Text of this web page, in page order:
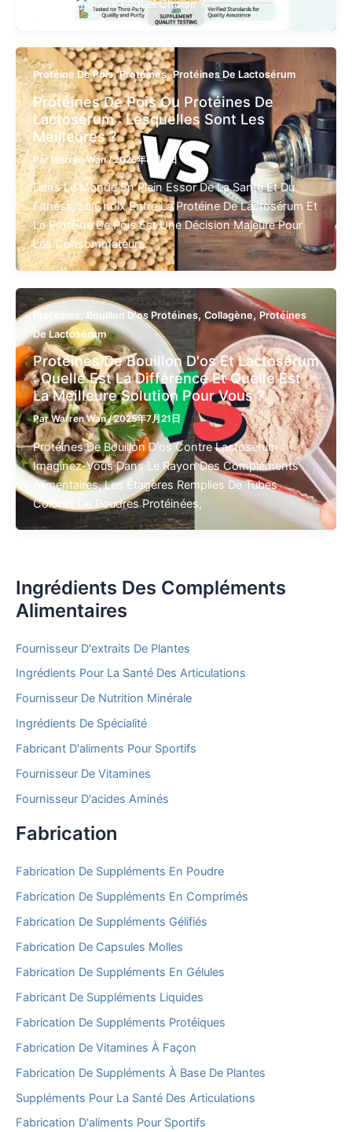
Vous Demander Lequel Choisir ?
Protéine De Pois,Protéines,Protéines De Lactosérum
Protéines De Pois Ou Protéines De
Lactosérum : Lesquelles Sont Les
Meilleures ?
Par Warren Wan/2025年8月8日
Dans Le Monde En Plein Essor De La Santé Et Du
Fitness, Le Choix Entre La Protéine De Lactosérum Et
La Protéine De Pois Est Une Décision Majeure Pour
Les Consommateurs.
Protéines , Bouillon D'os Protéines, Collagène, Protéines
De Lactosérum
Protéines De Bouillon D'os Et Lactosérum
: Quelle Est La Différence Et Quelle Est
La Meilleure Solution Pour Vous ?
ParWarren Wan/2025年7月21日
Protéines De Bouillon D'os Contre Lactosérum :
Imaginez-Vous Dans Le Rayon Des Compléments
Alimentaires, Les Étagères Remplies De Tubes
Colorés De Poudres Protéinées,
Ingrédients Des Compléments
Alimentaires
Fournisseur D'extraits De Plantes
Ingrédients Pour La Santé Des Articulations
Fournisseur De Nutrition Minérale
Ingrédients De Spécialité
Fabricant D'aliments Pour Sportifs
Fournisseur De Vitamines
Fournisseur D'acides Aminés
Fabrication
Fabrication De Suppléments En Poudre
Fabrication De Suppléments En Comprimés
Fabrication De Suppléments Gélifiés
Fabrication De Capsules Molles
Fabrication De Suppléments En Gélules
Fabricant De Suppléments Liquides
Fabrication De Suppléments Protéiques
Fabrication De Vitamines À Façon
Fabrication De Suppléments À Base De Plantes
Suppléments Pour La Santé Des Articulations
Fabrication D'aliments Pour Sportifs